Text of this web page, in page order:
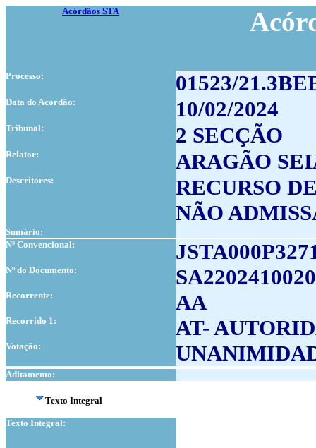
Acórdãos STA
Processo: 01523/
Data do Acordão: 10/02/2024
Tribunal: 2 SECÇÃO
Relator: ARAGÃO
Descritores:
RECURSO
NÃO
Sumário:
Nº Convencional:
Nº do Documento:
Recorrente: AA
Recorrido 1: AT-
Votação:
Aditamento:
Texto Integral
Texto Integral: